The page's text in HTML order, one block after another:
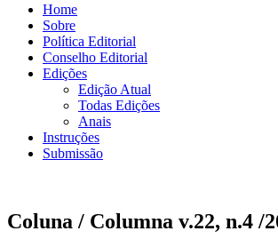
Home
Sobre
Política Editorial
Conselho Editorial
Edições
Edição Atual
Todas Edições
Anais
Instruções
Submissão
Coluna / Columna v.22, n.4 /